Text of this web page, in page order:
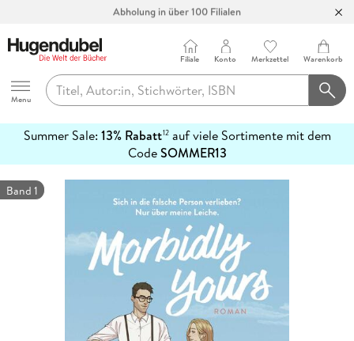
Abholung in über 100 Filialen
Hugendubel
Menu
Filiale Konto Merkzettel Warenkorb
Summer Sale: 13% Rabatt12auf viele Sortimente mit dem
CodeSOMMER13
erfahren
Band 1